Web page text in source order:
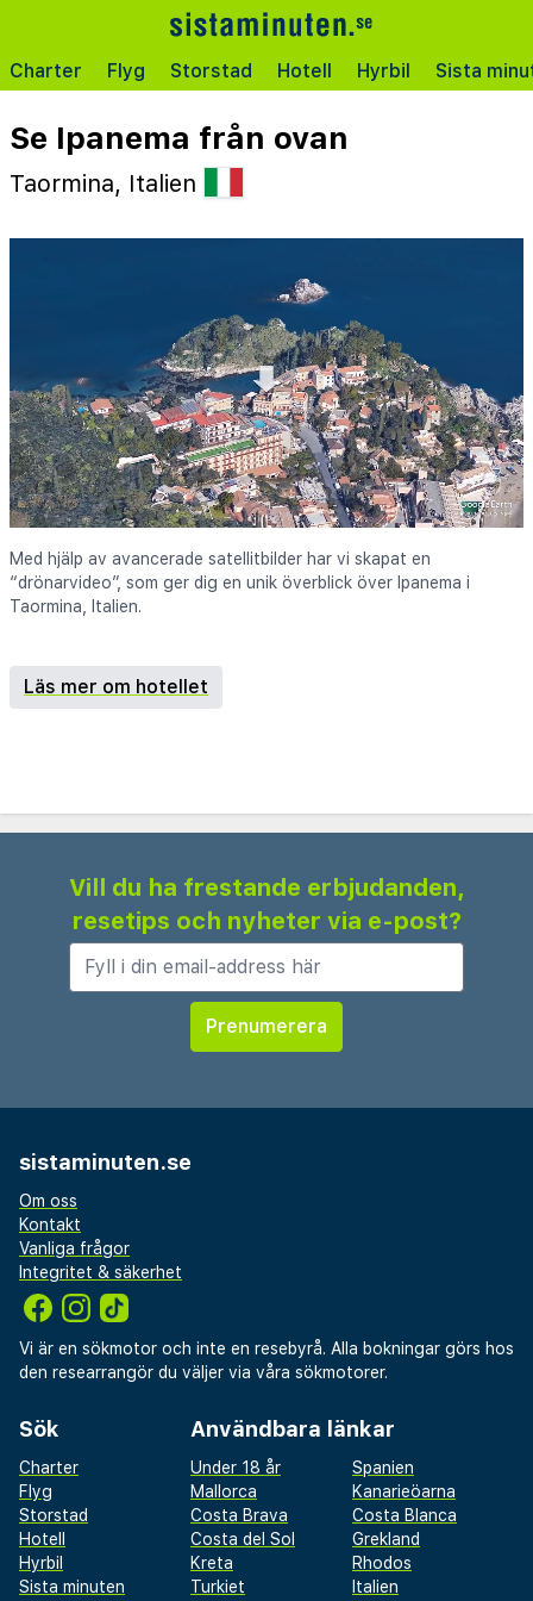
Charter Flyg Storstad Hotell Hyrbil Sista
Se Ipanema från ovan
Taormina, Italien
Med hjälp av avancerade satellitbilder har vi skapat en
“drönarvideo”, som ger dig en unik överblick över Ipanema i
Taormina, Italien.
Läs mer om hotellet
Vill du ha frestande erbjudanden,
resetips och nyheter via e-post?
sistaminuten.se
Om oss
Kontakt
Vanliga frågor
Integritet & säkerhet
Vi är en sökmotor och inte en resebyrå. Alla bokningar görs hos
den researrangör du väljer via våra sökmotorer.
Sök
Charter
Flyg
Storstad
Hotell
Hyrbil
Sista minuten
Användbara länkar
Under 18 år
Spanien
Mallorca
Kanarieöarna
Costa Brava
Costa Blanca
Costa del Sol
Grekland
Kreta
Rhodos
Turkiet
Italien